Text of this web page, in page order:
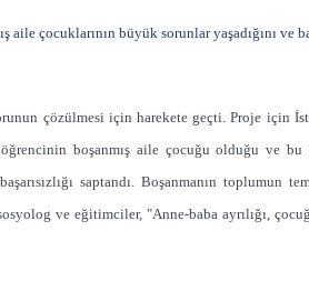
çocuklarının büyük sorunlar yaşadığını ve
çözülmesi için harekete geçti. Proje için
boşanmış aile çocuğu olduğu ve bu
saptandı. Boşanmanın toplumun
ve eğitimciler, "Anne-baba ayrılığı,